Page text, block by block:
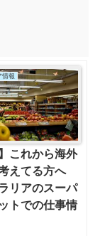
情報
これから海外
えてる方へ
リアのスーパ
トでの仕事情